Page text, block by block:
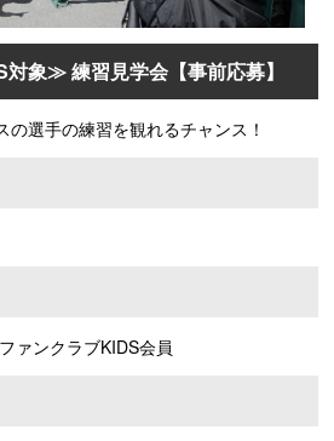
象≫ 練習見学会【事前応募】
選手の練習を観れるチャンス！
ァンクラブKIDS会員